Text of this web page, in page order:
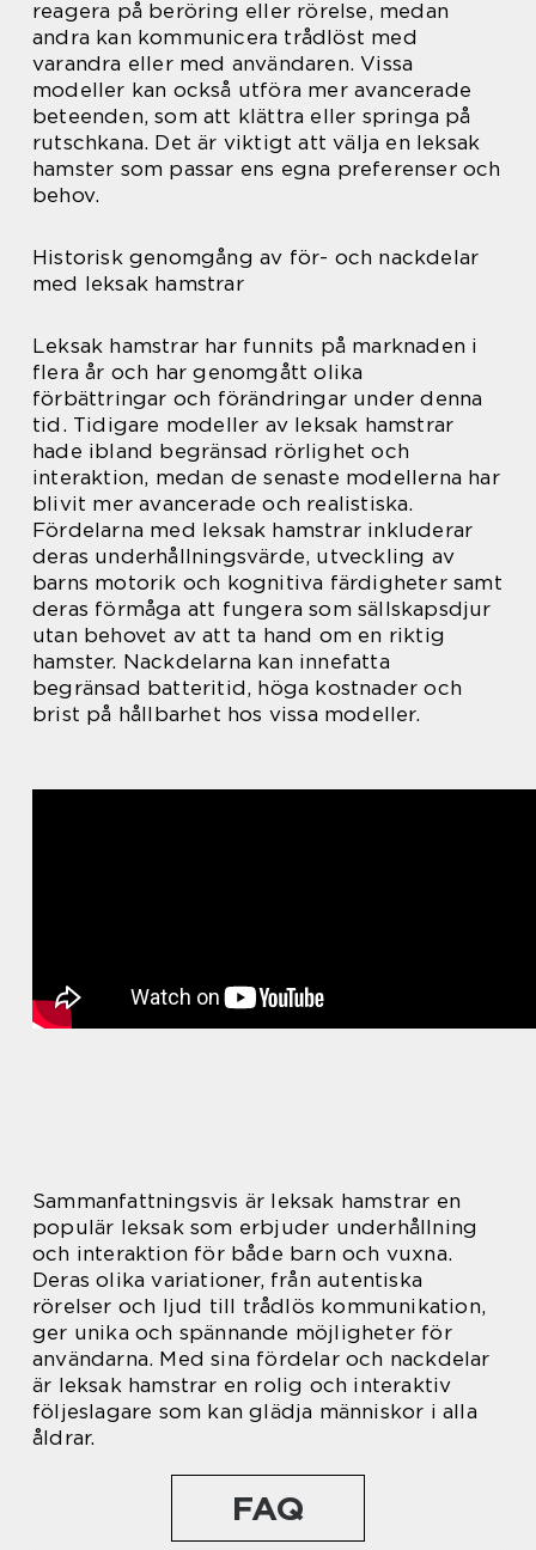
reagera på beröring eller rörelse, medan
andra kan kommunicera trådlöst med
varandra eller med användaren. Vissa
modeller kan också utföra mer avancerade
beteenden, som att klättra eller springa på
rutschkana. Det är viktigt att välja en leksak
hamster som passar ens egna preferenser och
behov.
Historisk genomgång av för- och nackdelar
med leksak hamstrar
Leksak hamstrar har funnits på marknaden i
flera år och har genomgått olika
förbättringar och förändringar under denna
tid. Tidigare modeller av leksak hamstrar
hade ibland begränsad rörlighet och
interaktion, medan de senaste modellerna har
blivit mer avancerade och realistiska.
Fördelarna med leksak hamstrar inkluderar
deras underhållningsvärde, utveckling av
barns motorik och kognitiva färdigheter samt
deras förmåga att fungera som sällskapsdjur
utan behovet av att ta hand om en riktig
hamster. Nackdelarna kan innefatta
begränsad batteritid, höga kostnader och
brist på hållbarhet hos vissa modeller.
Sammanfattningsvis är leksak hamstrar en
populär leksak som erbjuder underhållning
och interaktion för både barn och vuxna.
Deras olika variationer, från autentiska
rörelser och ljud till trådlös kommunikation,
ger unika och spännande möjligheter för
användarna. Med sina fördelar och nackdelar
är leksak hamstrar en rolig och interaktiv
följeslagare som kan glädja människor i alla
åldrar.
FAQ